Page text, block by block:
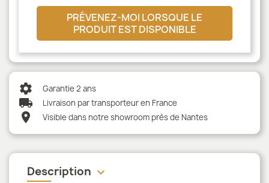
PRÉVENEZ-MOI LORSQUE LE
PRODUIT EST DISPONIBLE
settings Garantie 2 ans
local_shipping Livraison par transporteur en France
location_on Visible dans notre showroom près de Nantes
Description keyboard_arrow_down